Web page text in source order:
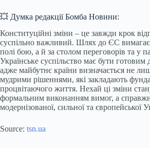
💥 Думка редакції Бомба Новини:
Конституційні зміни – це завжди крок
суспільно важливий. Шлях до ЄС вимагає
полі бою, а й за столом переговорів та у
Українське суспільство має бути готовим
адже майбутнє країни визначається не
мудрими рішеннями, які закладають
процвітаючого життя. Нехай ці зміни
формальним виконанням вимог, а
модернізованої, сильної та європейської
Source: tsn.ua